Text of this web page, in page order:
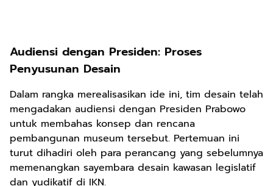
Audiensi dengan Presiden: Proses
Penyusunan Desain
Dalam rangka merealisasikan ide ini, tim desain telah
mengadakan audiensi dengan Presiden Prabowo
untuk membahas konsep dan rencana
pembangunan museum tersebut. Pertemuan ini
turut dihadiri oleh para perancang yang sebelumnya
memenangkan sayembara desain kawasan legislatif
dan yudikatif di IKN.